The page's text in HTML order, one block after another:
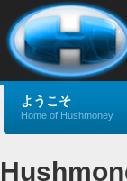
ようこそ
Home of Hushmoney